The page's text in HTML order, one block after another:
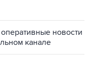
новости
канале